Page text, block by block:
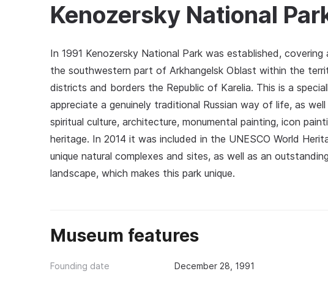
Kenozersky National
In 1991 Kenozersky National Park was established,
the southwestern part of Arkhangelsk Oblast within the
districts and borders the Republic of Karelia. This is a
appreciate a genuinely traditional Russian way of life, as
spiritual culture, architecture, monumental painting, icon
heritage. In 2014 it was included in the UNESCO World
unique natural complexes and sites, as well as an
landscape, which makes this park unique.
Museum features
Founding date December 28, 1991